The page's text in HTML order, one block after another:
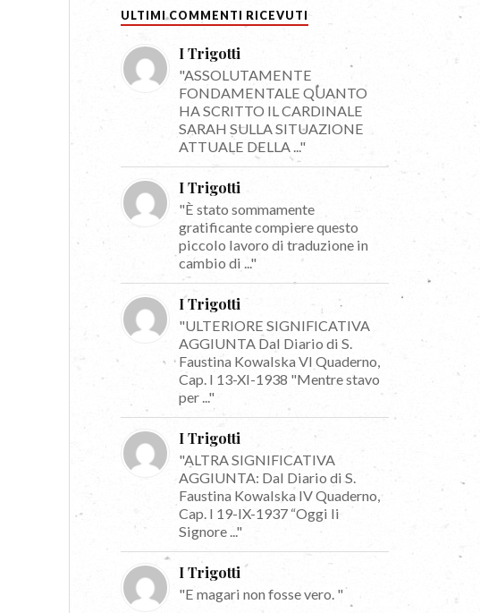
ULTIMI COMMENTI RICEVUTI
I Trigotti
"ASSOLUTAMENTE
FONDAMENTALE QUANTO
HA SCRITTO IL CARDINALE
SARAH SULLA SITUAZIONE
ATTUALE DELLA ..."
I Trigotti
"È stato sommamente
gratificante compiere questo
piccolo lavoro di traduzione in
cambio di ..."
I Trigotti
"ULTERIORE SIGNIFICATIVA
AGGIUNTA Dal Diario di S.
Faustina Kowalska VI Quaderno,
Cap. I 13-XI-1938 "Mentre stavo
per ..."
I Trigotti
"ALTRA SIGNIFICATIVA
AGGIUNTA: Dal Diario di S.
Faustina Kowalska IV Quaderno,
Cap. I 19-IX-1937 “Oggi li
Signore ..."
I Trigotti
"E magari non fosse vero. "